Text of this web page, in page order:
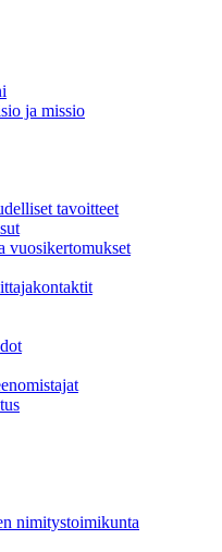
ja missio
tavoitteet
vuosikertomukset
nimitystoimikunta